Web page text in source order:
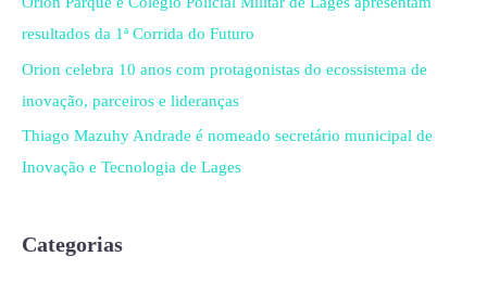
resultados da 1ª Corrida do Futuro
Orion celebra 10 anos com protagonistas do ecossistema de
inovação, parceiros e lideranças
Thiago Mazuhy Andrade é nomeado secretário municipal de
Inovação e Tecnologia de Lages
Categorias